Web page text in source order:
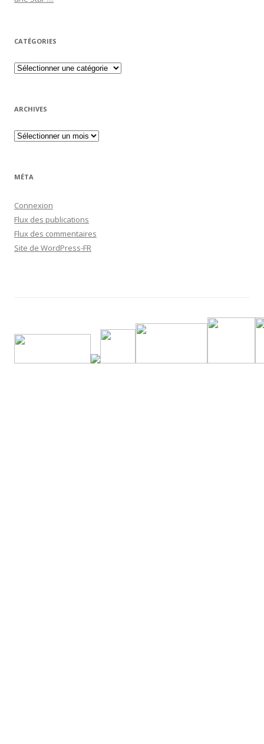
CATÉGORIES
Catégories
ARCHIVES
Archives
MÉTA
Connexion
Flux des publications
Flux des commentaires
Site de WordPress-FR